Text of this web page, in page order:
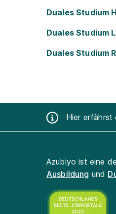
Duales Studium
Duales Studium
Duales Studium
Hier erfährst
Azubiyo ist eine
Ausbildung und